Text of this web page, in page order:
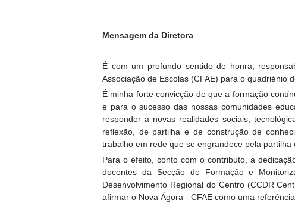
Mensagem da Diretora
É com um profundo sentido de honra,
Associação de Escolas (CFAE) para o quadriénio
É minha forte convicção de que a formação
e para o sucesso das nossas comunidades
responder a novas realidades sociais,
reflexão, de partilha e de construção de
trabalho em rede que se engrandece pela partilha
Para o efeito, conto com o contributo, a
docentes da Secção de Formação e
Desenvolvimento Regional do Centro (CCDR
afirmar o Nova Ágora - CFAE como uma